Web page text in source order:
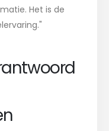
Het is de